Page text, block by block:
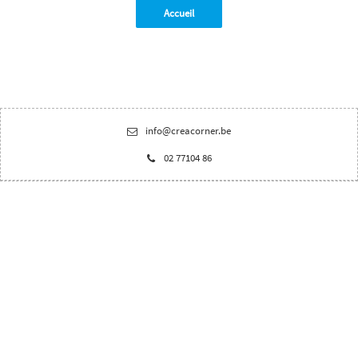
Accueil
info@creacorner.be
02 77104 86